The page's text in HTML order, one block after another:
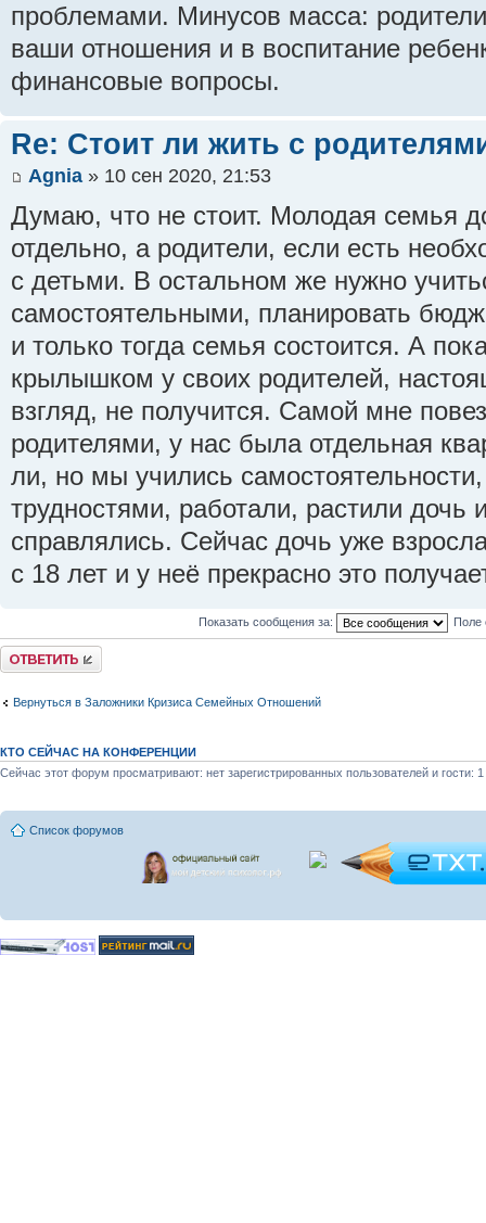
проблемами. Минусов масса:
ваши отношения и в воспитание
финансовые вопросы.
Re: Стоит ли жить с
Agnia » 10 сен 2020, 21:53
Думаю, что не стоит. Молодая семья
отдельно, а родители, если есть
с детьми. В остальном же нужно
самостоятельными, планировать
и только тогда семья состоится. А
крылышком у своих родителей,
взгляд, не получится. Самой мне
родителями, у нас была отдельная
ли, но мы учились
трудностями, работали, растили
справлялись. Сейчас дочь уже
с 18 лет и у неё прекрасно это
Показать сообщения за: Поле
Ответить
Вернуться в Заложники Кризиса Семейных Отношений
КТО СЕЙЧАС НА КОНФЕРЕНЦИИ
Сейчас этот форум просматривают: нет зарегистрированных пользователей и гости: 1
Список форумов